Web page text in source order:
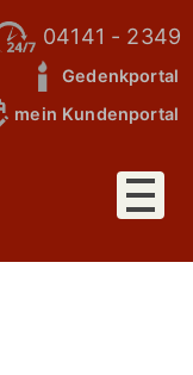
04141 - 2349
Gedenkportal
mein Kundenportal